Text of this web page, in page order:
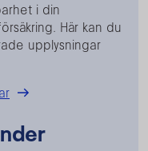
i din
Här kan du
upplysningar